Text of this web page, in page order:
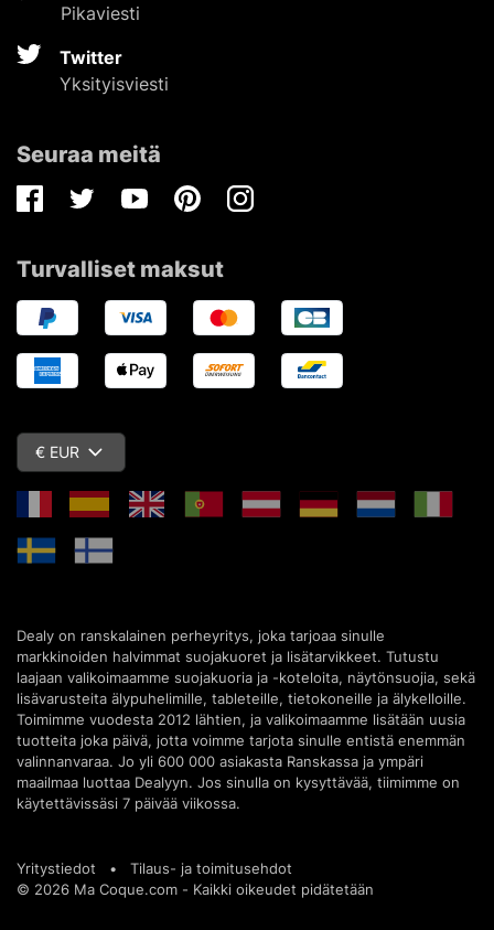
Pikaviesti
Twitter
Yksityisviesti
Seuraa meitä
FacebookTwitterYoutubePinterestInstagram
Turvalliset maksut
€ EUR
Dealy on ranskalainen perheyritys, joka tarjoaa sinulle
markkinoiden halvimmat suojakuoret ja lisätarvikkeet. Tutustu
laajaan valikoimaamme suojakuoria ja -koteloita, näytönsuojia, sekä
lisävarusteita älypuhelimille, tableteille, tietokoneille ja älykelloille.
Toimimme vuodesta 2012 lähtien, ja valikoimaamme lisätään uusia
tuotteita joka päivä, jotta voimme tarjota sinulle entistä enemmän
valinnanvaraa. Jo yli 600 000 asiakasta Ranskassa ja ympäri
maailmaa luottaa Dealyyn. Jos sinulla on kysyttävää, tiimimme on
käytettävissäsi 7 päivää viikossa.
© 2026 Ma Coque.com - Kaikki oikeudet pidätetään
Yritystiedot • Tilaus- ja toimitusehdot